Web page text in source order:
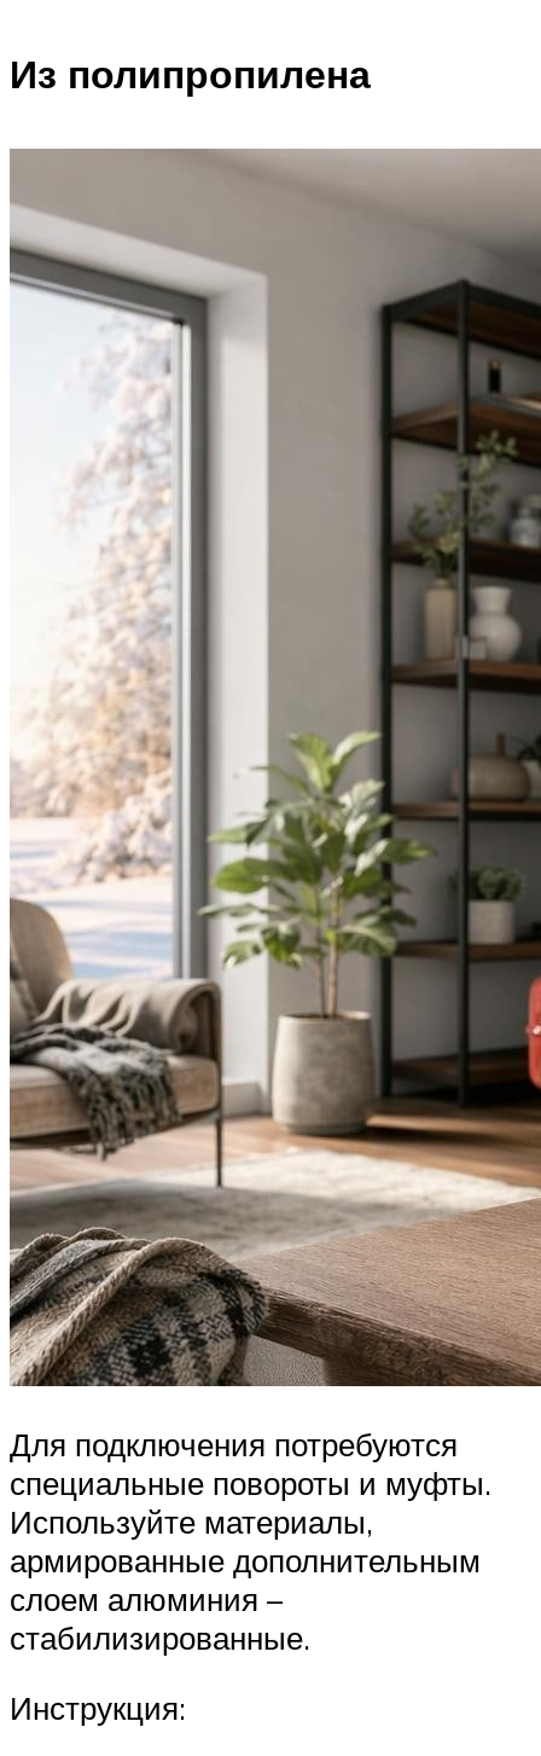
Из полипропилена
Для подключения потребуются
специальные повороты и муфты.
Используйте материалы,
армированные дополнительным
слоем алюминия –
стабилизированные.
Инструкция: